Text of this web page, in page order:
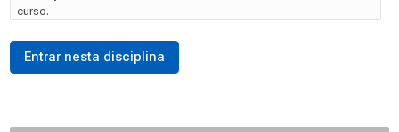
curso.
Entrar nesta disciplina